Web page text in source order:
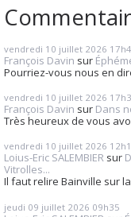
vendredi 10 juillet 2026
François Davin sur
Pourriez-vous nous en
vendredi 10 juillet 2026
François Davin sur Dans
Très heureux de vous
vendredi 10 juillet 2026
Loius-Eric SALEMBIER sur
Vitrolles...
Il faut relire Bainville sur
jeudi 09 juillet 2026 09h35